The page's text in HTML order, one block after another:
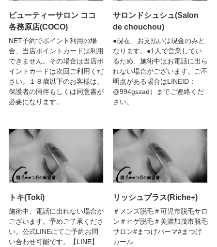
ビューティーサロン ココ
各務原店(COCO)
NET予約でポイント利用の場
合、当店ポイントカードは利用
できません。その場合は当店ポ
イントカードは次回ご利用くだ
さい。１８歳以下のお客様は、
保護者の同伴もしくは同意書が
必要になります。
サロンドシュシュ(Salon
de chouchou)
●現在、お支払いは現金のみと
なります。●1人で営業してい
るため、施術中はお電話に出ら
れない場合がございます。ご不
明点がある場合はLINEID：
@994gszad）までご連絡くだ
さい。
トキ(Toki)
施術中、電話に出れない場合が
ございます。予めご了承くださ
い。公式LINEにてご予約お問
い合わせ可能です。【LINE】
リッシュプラス(Riche+)
＃メンズ脱毛＃可児市脱毛サロ
ン＃ヒゲ脱毛＃美濃加茂市脱毛
サロン#まつげパーマ#まつげ
カール